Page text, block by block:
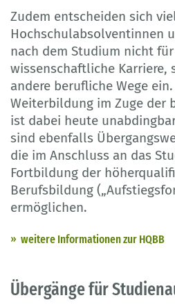
Zudem entscheiden sich
Hochschulabsolventinnen
nach dem Studium nicht
wissenschaftliche Karriere,
andere berufliche Wege
Weiterbildung im Zuge der
ist dabei heute
sind ebenfalls
die im Anschluss an das
Fortbildung der
Berufsbildung
ermöglichen.
weitere Informationen zur HQBB
Übergänge für